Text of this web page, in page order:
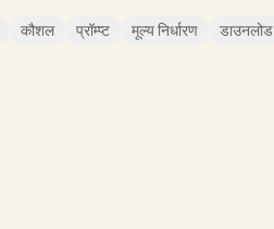
कौशल प्रॉम्प्ट मूल्य निर्धारण डाउनलोड